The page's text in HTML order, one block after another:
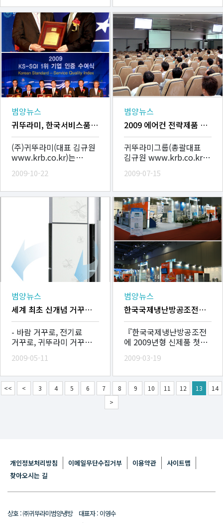
‘품질경쟁력
우수기업’으로 2년
연속으로 선정
참가하여 저탄소,
녹색혁명 신재생 에너지
시대를 �
범양뉴스
귀뚜라미, 한국서비스품질지수 1위 기업 선정
(주)귀뚜라미(대표 김규원
www.krb.co.kr)는
제품의 서비스 품질을
한국서비스품질지수(KS-
SQI)에서 가정용보일러
2009-10-22
범양뉴스
2009 에어컨 전략제품 설명회 실시
귀뚜라미그룹(총괄대표
김규원 www.krb.co.kr)
아산사업장에서 천경호
주관으로 그룹 주요
임직원들과 대리점 대
2009-07-15
범양뉴스
세계 최초 신개념 거꾸로 송풍형 에어컨 출시
- 바람 거꾸로, 전기료
거꾸로, 귀뚜라미 거꾸로
에어컨 - 전통 좌식생활
아래로부터 전달해 빠른
전달로 절전
2009-05-11
범양뉴스
한국국제냉난방공조전에 2009년형 신제품 첫 선보여
『한국국제냉난방공조전
에 2009년형 신제품 첫
냉난방공조 계열사,
종합 고효율 친환경 제품
홍보 -
2009-03-19
<< < 3 4 5 6 7 8 9 10 11 12 13
14
>
개인정보처리방침 이메일무단수집거부 이용약관
사이트맵
찾아오시는 길
상호 : ㈜귀뚜라미범양냉방 대표자 : 이영수